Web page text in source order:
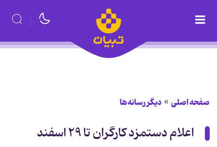
صفحه اصلی دیگر رسانه‌ها
اعلام دستمزد کارگران تا ٢٩ اسفند